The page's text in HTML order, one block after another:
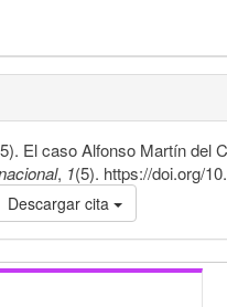
El caso Alfonso Martín
, 1(5). https://doi.org/
Descargar cita